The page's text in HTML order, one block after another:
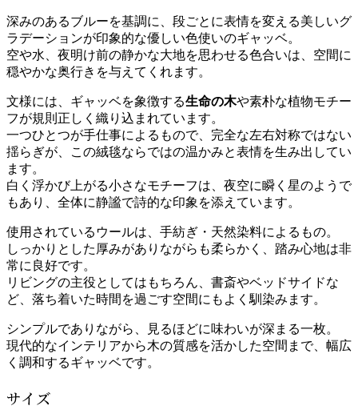
深みのあるブルーを基調に、段ごとに表情を変える美しいグ
ラデーションが印象的な優しい色使いのギャッベ。
空や水、夜明け前の静かな大地を思わせる色合いは、空間に
穏やかな奥行きを与えてくれます。
文様には、ギャッベを象徴する生命の木や素朴な植物モチー
フが規則正しく織り込まれています。
一つひとつが手仕事によるもので、完全な左右対称ではない
揺らぎが、この絨毯ならではの温かみと表情を生み出してい
ます。
白く浮かび上がる小さなモチーフは、夜空に瞬く星のようで
もあり、全体に静謐で詩的な印象を添えています。
使用されているウールは、手紡ぎ・天然染料によるもの。
しっかりとした厚みがありながらも柔らかく、踏み心地は非
常に良好です。
リビングの主役としてはもちろん、書斎やベッドサイドな
ど、落ち着いた時間を過ごす空間にもよく馴染みます。
シンプルでありながら、見るほどに味わいが深まる一枚。
現代的なインテリアから木の質感を活かした空間まで、幅広
く調和するギャッベです。
サイズ